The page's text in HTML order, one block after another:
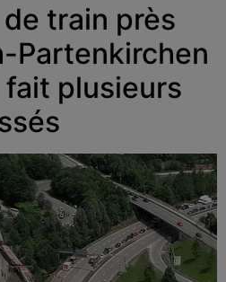
train près
Partenkirchen
plusieurs